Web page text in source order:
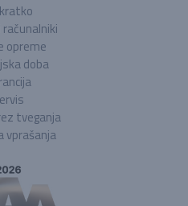
računalniki
opreme
doba
tveganja
vprašanja